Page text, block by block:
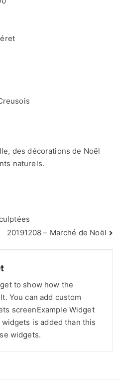
des décorations de Noël
naturels.
20191208 – Marché de Noël
to show how the
You can add custom
screenExample Widget
is added than this
widgets.